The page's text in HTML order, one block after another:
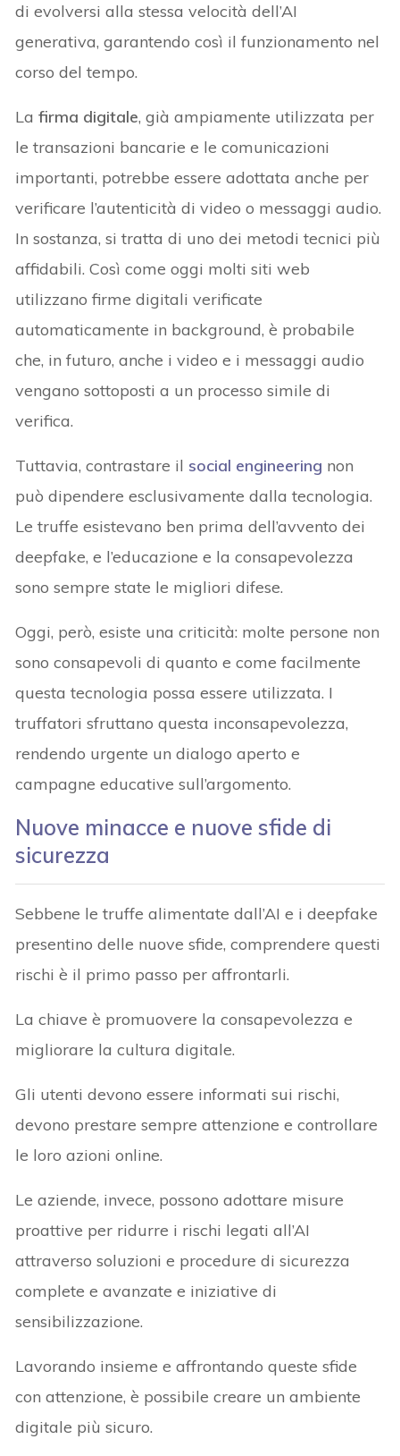
di evolversi alla stessa velocità dell’AI
generativa, garantendo così il funzionamento nel
corso del tempo.
Lafirma digitale, già ampiamente utilizzata per
le transazioni bancarie e le comunicazioni
importanti, potrebbe essere adottata anche per
verificare l’autenticità di video o messaggi audio.
In sostanza, si tratta di uno dei metodi tecnici più
affidabili. Così come oggi molti siti web
utilizzano firme digitali verificate
automaticamente in background, è probabile
che, in futuro, anche i video e i messaggi audio
vengano sottoposti a un processo simile di
verifica.
Tuttavia, contrastare il social engineering non
può dipendere esclusivamente dalla tecnologia.
Le truffe esistevano ben prima dell’avvento dei
deepfake, e l’educazione e la consapevolezza
sono sempre state le migliori difese.
Oggi, però, esiste una criticità: molte persone non
sono consapevoli di quanto e come facilmente
questa tecnologia possa essere utilizzata. I
truffatori sfruttano questa inconsapevolezza,
rendendo urgente un dialogo aperto e
campagne educative sull’argomento.
Nuove minacce e nuove sfide di
sicurezza
Sebbene le truffe alimentate dall’AI e i deepfake
presentino delle nuove sfide, comprendere questi
rischi è il primo passo per affrontarli.
La chiave è promuovere la consapevolezza e
migliorare la cultura digitale.
Gli utenti devono essere informati sui rischi,
devono prestare sempre attenzione e controllare
le loro azioni online.
Le aziende, invece, possono adottare misure
proattive per ridurre i rischi legati all’AI
attraverso soluzioni e procedure di sicurezza
complete e avanzate e iniziative di
sensibilizzazione.
Lavorando insieme e affrontando queste sfide
con attenzione, è possibile creare un ambiente
digitale più sicuro.